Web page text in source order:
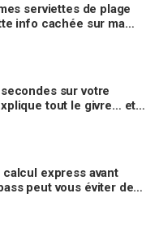
serviettes de plage
info cachée sur ma
sur votre
tout le givre… et
calcul express avant
peut vous éviter de